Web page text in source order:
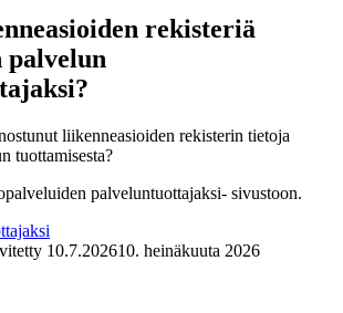
rekisteriä
palvelun
liikenneasioiden rekisterin tietoja
tuottamisesta?
palveluntuottajaksi- sivustoon.
10.7.202610. heinäkuuta 2026